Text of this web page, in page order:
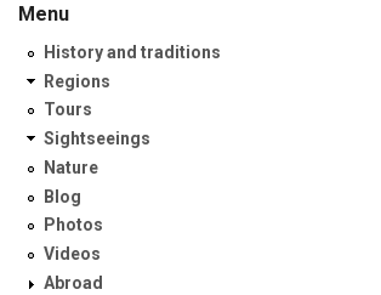
Menu
History and traditions
Regions
Tours
Sightseeings
Nature
Blog
Photos
Videos
Abroad